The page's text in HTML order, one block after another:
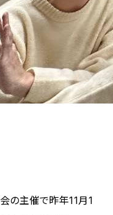
の主催で昨年11月1